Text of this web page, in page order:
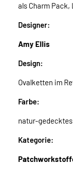
als Charm Pack,
Designer:
Amy Ellis
Design:
Ovalketten im
Farbe:
natur-
Kategorie: